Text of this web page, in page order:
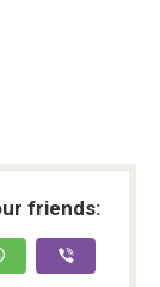
friends: